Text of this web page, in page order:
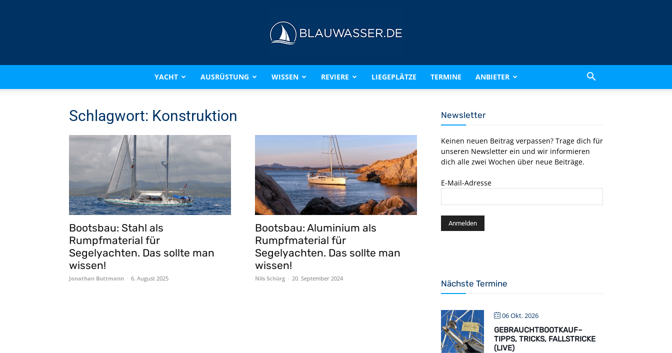
BLAUWASSER.DE
YACHT AUSRÜSTUNG WISSEN REVIERE LIEGEPLÄTZE TERMINE ANBIETER
Schlagwort: Konstruktion
Bootsbau: Stahl als
Rumpfmaterial für
Segelyachten. Das sollte man
wissen!
Jonathan Buttmann - 6. August 2025
Bootsbau: Aluminium als
Rumpfmaterial für
Segelyachten. Das sollte man
wissen!
Nils Schürg - 20. September 2024
Newsletter
Keinen neuen Beitrag verpassen? Trage dich für
unseren Newsletter ein und wir informieren
dich alle zwei Wochen über neue Beiträge.
E-Mail-Adresse
Nächste Termine
06 Okt. 2026
GEBRAUCHTBOOTKAUF–
TIPPS, TRICKS, FALLSTRICKE
(LIVE)